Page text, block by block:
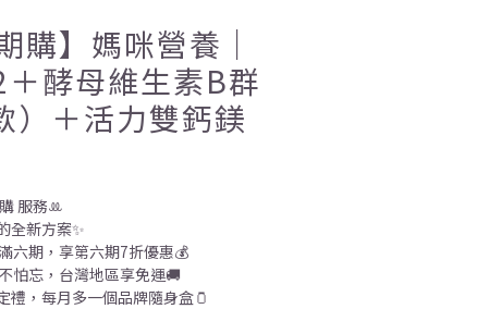
購】媽咪營養｜
酵母維生素B群
）＋活力雙鈣鎂
服務ꔛ
全新方案✨
六期，享第六期7折優惠💰
怕忘，台灣地區享免運🚚
禮，每月多一個品牌隨身盒🫙